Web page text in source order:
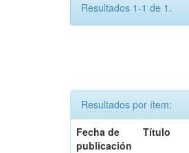
Resultados 1-1 de 1.
Resultados por ítem:
Fecha de
publicación
Título